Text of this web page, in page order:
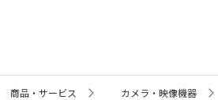
商品・サービス カメラ・映像機器